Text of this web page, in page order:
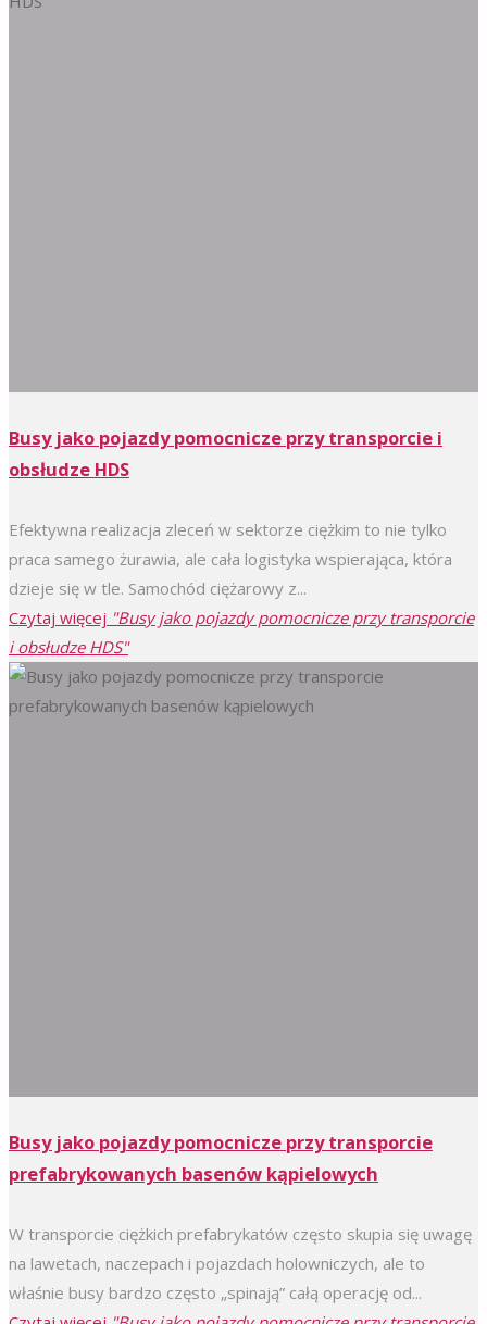
Busy jako pojazdy pomocnicze przy transporcie i
obsłudze HDS
Efektywna realizacja zleceń w sektorze ciężkim to nie tylko
praca samego żurawia, ale cała logistyka wspierająca, która
dzieje się w tle. Samochód ciężarowy z...
Czytaj więcej "Busy jako pojazdy pomocnicze przy transporcie
i obsłudze HDS"
Busy jako pojazdy pomocnicze przy transporcie
prefabrykowanych basenów kąpielowych
W transporcie ciężkich prefabrykatów często skupia się uwagę
na lawetach, naczepach i pojazdach holowniczych, ale to
właśnie busy bardzo często „spinają” całą operację od...